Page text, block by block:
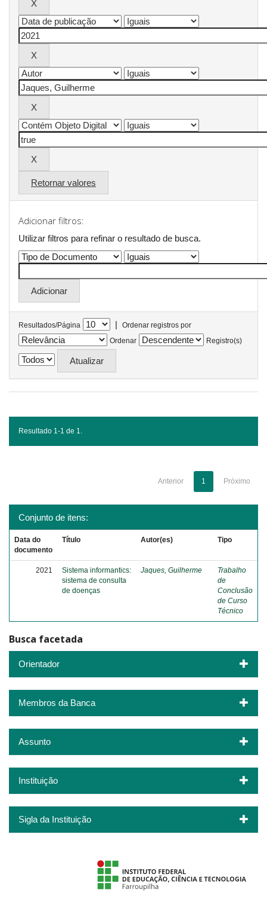
Retornar valores
Adicionar filtros:
Utilizar filtros para refinar o resultado de busca.
Resultados/Página |
Ordenar registros por
Ordenar
Registro(s)
Resultado 1-1 de 1.
Anterior 1 Próximo
Conjunto de itens:
Data do
documento
Título Autor(es) Tipo
2021
Sistema informantics:
sistema de consulta
de doenças
Jaques, Guilherme
Trabalho
de
Conclusão
de Curso
Técnico
Busca facetada
Orientador
Membros da Banca
Assunto
Instituição
Sigla da Instituição